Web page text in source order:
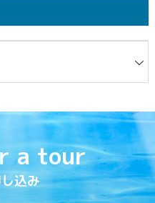
a tour
込み